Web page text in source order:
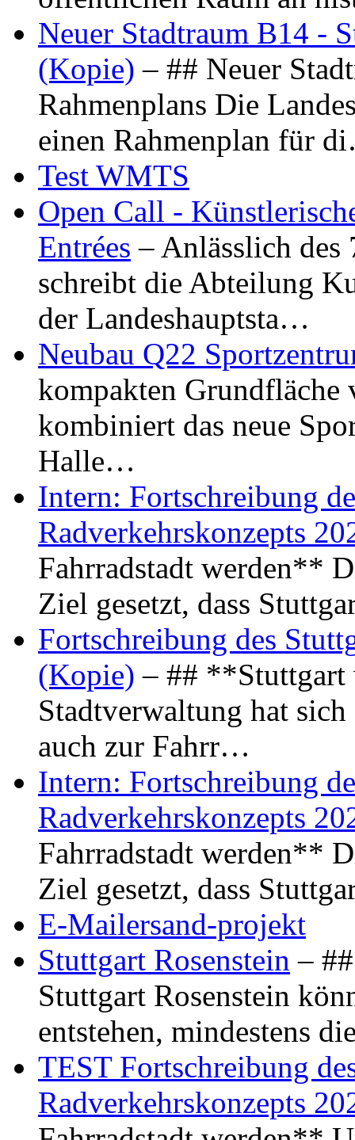
Neuer Stadtraum B14 -
(Kopie) – ## Neuer
Rahmenplans Die
einen Rahmenplan für
Test WMTS
Open Call -
Entrées – Anlässlich
schreibt die Abteilung
der Landeshauptsta…
Neubau Q22
kompakten Grundfläche
kombiniert das neue
Halle…
Intern: Fortschreibung
Radverkehrskonzepts
Fahrradstadt werden**
Ziel gesetzt, dass
Fortschreibung des
(Kopie) – ## **Stuttgart
Stadtverwaltung hat
auch zur Fahrr…
Intern: Fortschreibung
Radverkehrskonzepts
Fahrradstadt werden**
Ziel gesetzt, dass
E-Mailersand-projekt
Stuttgart Rosenstein –
Stuttgart Rosenstein
entstehen, mindestens
TEST Fortschreibung
Radverkehrskonzepts